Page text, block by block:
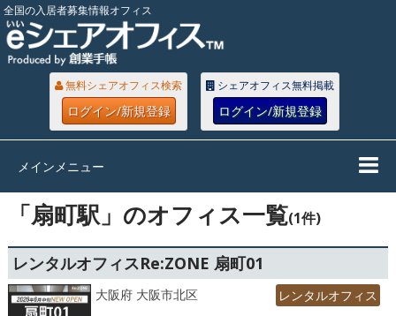
全国の入居者募集情報オフィス
無料シェアオフィス検索
ログイン/新規登録
シェアオフィス無料掲載
ログイン/新規登録
メインメニュー
「扇町駅」のオフィス一覧(1件)
レンタルオフィスRe:ZONE 扇町01
大阪府 大阪市北区 レンタルオフィス